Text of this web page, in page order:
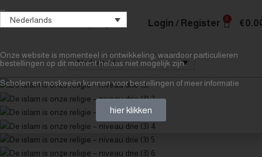
Login / Register 0 €
Nederlands
Nederlands
Onze website is momenteel in ontwikkeling, waardoor particulieren
bestellingen op dit moment helaas niet mogelijk zijn.
Scholen en moskeeën kunnen voor bestellingen of meer informatie
hier klikken